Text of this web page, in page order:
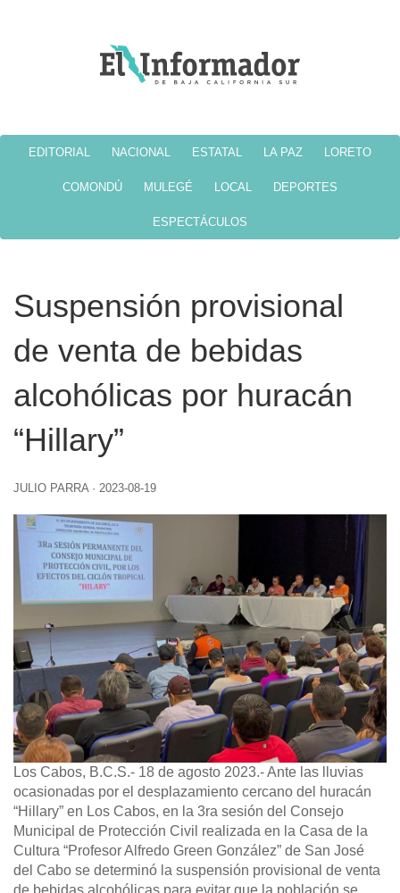
EDITORIAL NACIONAL ESTATAL LA PAZ LORETO
COMONDÚ MULEGÉ LOCAL DEPORTES
ESPECTÁCULOS
Suspensión provisional
de venta de bebidas
alcohólicas por huracán
“Hillary”
JULIO PARRA · 2023-08-19
Los Cabos, B.C.S.- 18 de agosto 2023.-Ante las lluvias
ocasionadas por el desplazamiento cercano del huracán
“Hillary” en Los Cabos, en la 3ra sesión del Consejo
Municipal de Protección Civil realizada en la Casa de la
Cultura “Profesor Alfredo Green González” de San José
del Cabo se determinó la suspensión provisional de venta